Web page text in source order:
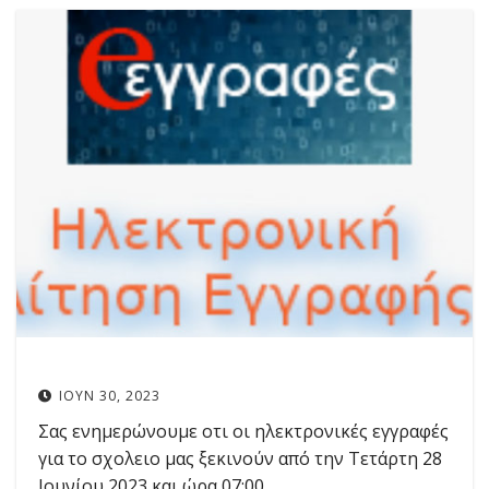
ΙΟΎΝ 30, 2023
Σας ενημερώνουμε οτι οι ηλεκτρονικές εγγραφές
για το σχολειο μας ξεκινούν από την Τετάρτη 28